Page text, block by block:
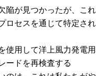
陥が見つかったが、これ
ロセスを通じて特定され
使用して洋上風力発電用
ードを再検査する